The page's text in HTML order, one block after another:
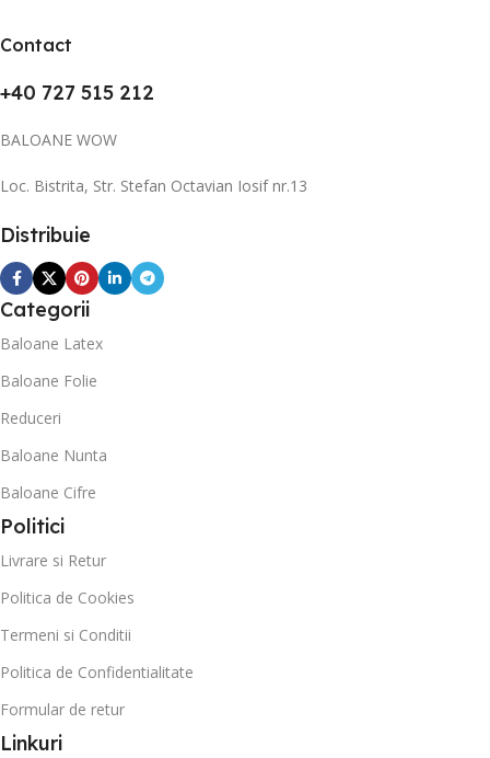
Contact
+40 727 515 212
BALOANE WOW
Loc. Bistrita, Str. Stefan Octavian Iosif nr.13
Distribuie
Categorii
Baloane Latex
Baloane Folie
Reduceri
Baloane Nunta
Baloane Cifre
Politici
Livrare si Retur
Politica de Cookies
Termeni si Conditii
Politica de Confidentialitate
Formular de retur
Linkuri